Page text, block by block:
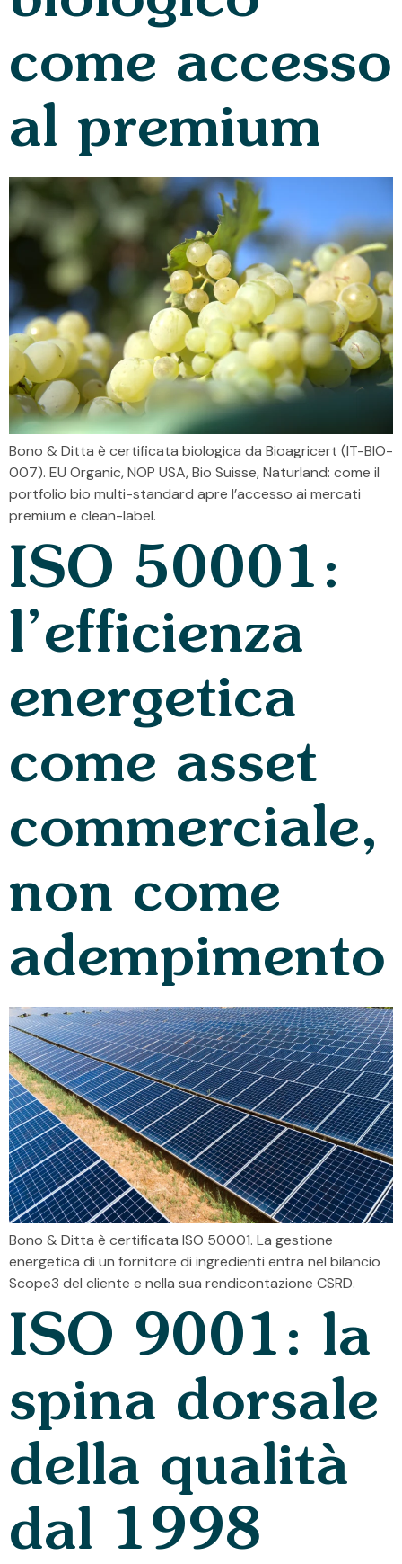
come accesso
al premium
Bono & Ditta è certificata biologica da Bioagricert (IT-BIO-
007). EU Organic, NOP USA, Bio Suisse, Naturland: come il
portfolio bio multi-standard apre l’accesso ai mercati
premium e clean-label.
ISO 50001:
l’efficienza
energetica
come asset
commerciale,
non come
adempimento
Bono & Ditta è certificata ISO 50001. La gestione
energetica di un fornitore di ingredienti entra nel bilancio
Scope3 del cliente e nella sua rendicontazione CSRD.
ISO 9001: la
spina dorsale
della qualità
dal 1998